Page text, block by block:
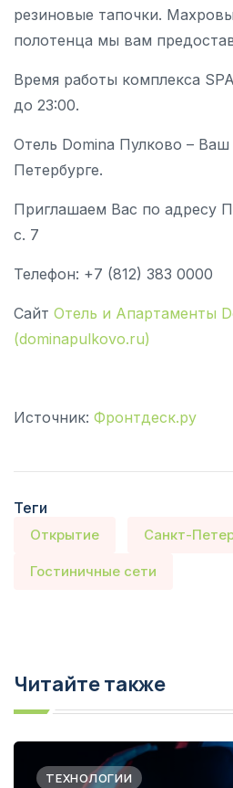
резиновые тапочки.
полотенца мы вам
Время работы комплекса
до 23:00.
Отель Domina Пулково –
Петербурге.
Приглашаем Вас по адресу
с. 7
Телефон: +7 (812) 383 0000
Сайт Отель и Апартаменты
(dominapulkovo.ru)
Источник: Фронтдеск.ру
Теги
Открытие Санкт-
Гостиничные сети
Читайте также
ТЕХНОЛОГИИ